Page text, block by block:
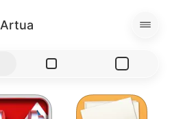
Artua